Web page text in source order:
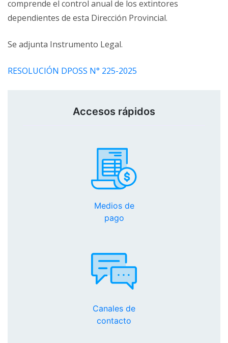
comprende el control anual de los extintores
dependientes de esta Dirección Provincial.
Se adjunta Instrumento Legal.
RESOLUCIÓN DPOSS N° 225-2025
Accesos rápidos
Medios de
pago
Canales de
contacto